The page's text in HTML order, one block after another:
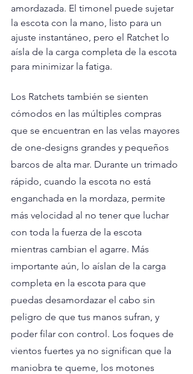
amordazada. El timonel puede sujetar
la escota con la mano, listo para un
ajuste instantáneo, pero el Ratchet lo
aísla de la carga completa de la escota
para minimizar la fatiga.
Los Ratchets también se sienten
cómodos en las múltiples compras
que se encuentran en las velas mayores
de one-designs grandes y pequeños
barcos de alta mar. Durante un trimado
rápido, cuando la escota no está
enganchada en la mordaza, permite
más velocidad al no tener que luchar
con toda la fuerza de la escota
mientras cambian el agarre. Más
importante aún, lo aíslan de la carga
completa en la escota para que
puedas desamordazar el cabo sin
peligro de que tus manos sufran, y
poder filar con control. Los foques de
vientos fuertes ya no significan que la
maniobra te queme, los motones